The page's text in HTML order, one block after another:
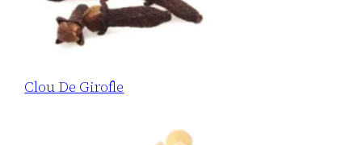
Clou De Girofle